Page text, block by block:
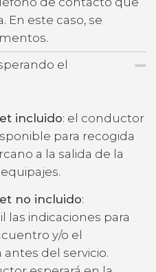
En este caso, se
el
incluido: el conductor
para recogida
a la salida de la
no incluido:
las indicaciones para
y/o el
del servicio.